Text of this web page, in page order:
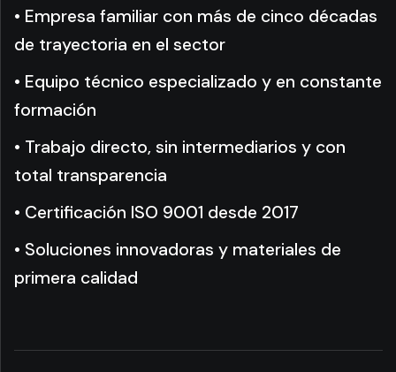
• Empresa familiar con más de cinco décadas
de trayectoria en el sector
• Equipo técnico especializado y en constante
formación
• Trabajo directo, sin intermediarios y con
total transparencia
• Certificación ISO 9001 desde 2017
• Soluciones innovadoras y materiales de
primera calidad